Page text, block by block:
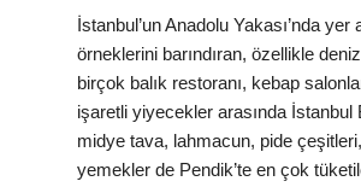
Şehirler
Helal Gıda & Dini Hükümler
Gıda Güvenliği & Bilimi
İstanbul’un Anadolu Yakası’nda
örneklerini barındıran, özellikle
birçok balık restoranı, kebap
işaretli yiyecekler arasında
midye tava, lahmacun, pide
yemekler de Pendik’te en çok